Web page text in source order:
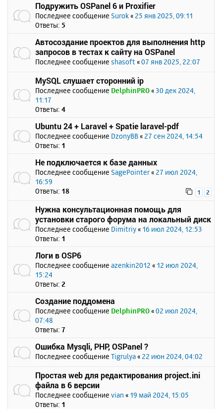
Подружить OSPanel 6 и Proxifier
Последнее сообщение Surok « 25 янв 2025, 09:11
Ответы: 5
Автосоздание проектов для выполнения http
запросов в тестах к сайту на OSPanel
Последнее сообщение shasoft «07 янв 2025, 22:07
MySQL слушает сторонний ip
Последнее сообщение DelphinPRO « 30 дек 2024,
11:17
Ответы: 4
Ubuntu 24 + Laravel + Spatie laravel-pdf
Последнее сообщение DzonyBB « 27 сен 2024, 14:54
Ответы: 1
Не подключается к базе данных
Последнее сообщение SagePointer « 27 июл 2024,
16:59
Ответы: 18 1 2
Нужна консультационная помощь для
установки старого форума на локальный диск
Последнее сообщение Dimitriy « 16 июл 2024, 12:53
Ответы: 1
Логи в OSP6
Последнее сообщение azenkin2012 « 12 июл 2024,
15:24
Ответы: 2
Создание поддомена
Последнее сообщение DelphinPRO «02 июл 2024,
07:48
Ответы: 7
Ошибка Mysqli, PHP, OSPanel ?
Последнее сообщение Tigrulya « 22 июн 2024, 04:02
Простая web для редактирования project.ini
файла в 6 версии
Последнее сообщение vian « 19 май 2024, 15:05
Ответы: 1